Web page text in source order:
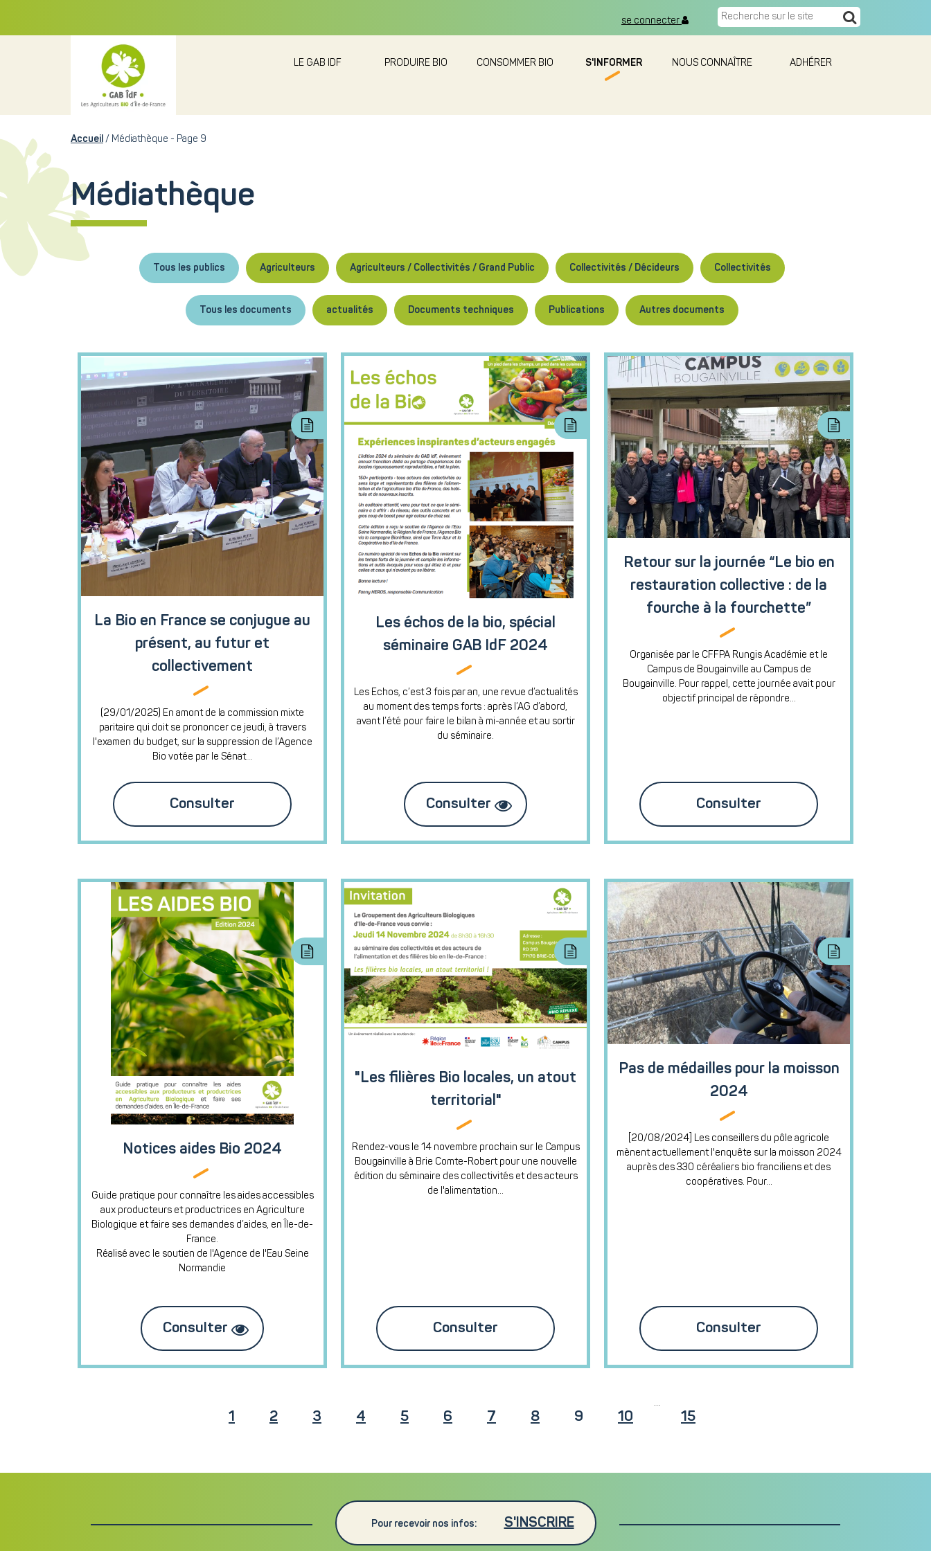
se connecter
LE GAB IDF PRODUIRE BIO CONSOMMER BIO S'INFORMER NOUS CONNAÎTRE ADHÉRER
Accueil Médiathèque - Page 9
Médiathèque
Tous les publics Agriculteurs Agriculteurs / Collectivités / Grand Public Collectivités / Décideurs Collectivités
Tous les documents actualités Documents techniques Publications Autres documents
La Bio en France se conjugue au
présent, au futur et
collectivement
(29/01/2025) En amont de la commission mixte
paritaire qui doit se prononcer ce jeudi, à travers
l'examen du budget, sur la suppression de l’Agence
Bio votée par le Sénat...
Consulter
Les échos de la bio, spécial
séminaire GAB IdF 2024
Les Echos, c’est 3 fois par an, une revue d’actualités
au moment des temps forts : après l’AG d’abord,
avant l’été pour faire le bilan à mi-année et au sortir
du séminaire.
Consulter
Retour sur la journée “Le bio en
restauration collective : de la
fourche à la fourchette”
Organisée par le CFFPA Rungis Académie et le
Campus de Bougainville au Campus de
Bougainville. Pour rappel, cette journée avait pour
objectif principal de répondre...
Consulter
Notices aides Bio 2024
Guide pratique pour connaître les aides accessibles
aux producteurs et productrices en Agriculture
Biologique et faire ses demandes d’aides, en Île-de-
France.
Réalisé avec le soutien de l'Agence de l'Eau Seine
Normandie
Consulter
"Les filières Bio locales, un atout
territorial"
Rendez-vous le 14 novembre prochain sur le Campus
Bougainville à Brie Comte-Robert pour une nouvelle
édition du séminaire des collectivités et des acteurs
de l'alimentation...
Consulter
Pas de médailles pour la moisson
2024
[20/08/2024] Les conseillers du pôle agricole
mènent actuellement l'enquête sur la moisson 2024
auprès des 330 céréaliers bio franciliens et des
coopératives. Pour...
Consulter
1 2 3 4 5 6 7 8 9 10
...
15
Pour recevoir nos infos: S'INSCRIRE